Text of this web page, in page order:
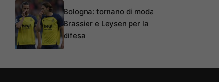
Bologna: tornano di moda
Brassier e Leysen per la
difesa